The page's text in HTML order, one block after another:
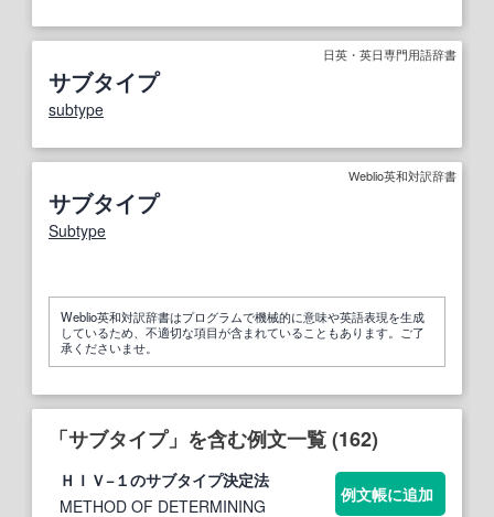
日英・英日専門用語辞書
サブタイプ
subtype
Weblio英和対訳辞書
サブタイプ
Subtype
Weblio英和対訳辞書はプログラムで機械的に意味や英語表現を生成
しているため、不適切な項目が含まれていることもあります。ご了
承くださいませ。
「サブタイプ」を含む例文一覧 (162)
ＨＩＶ−１のサブタイプ決定法
METHOD OF DETERMINING
例文帳に追加